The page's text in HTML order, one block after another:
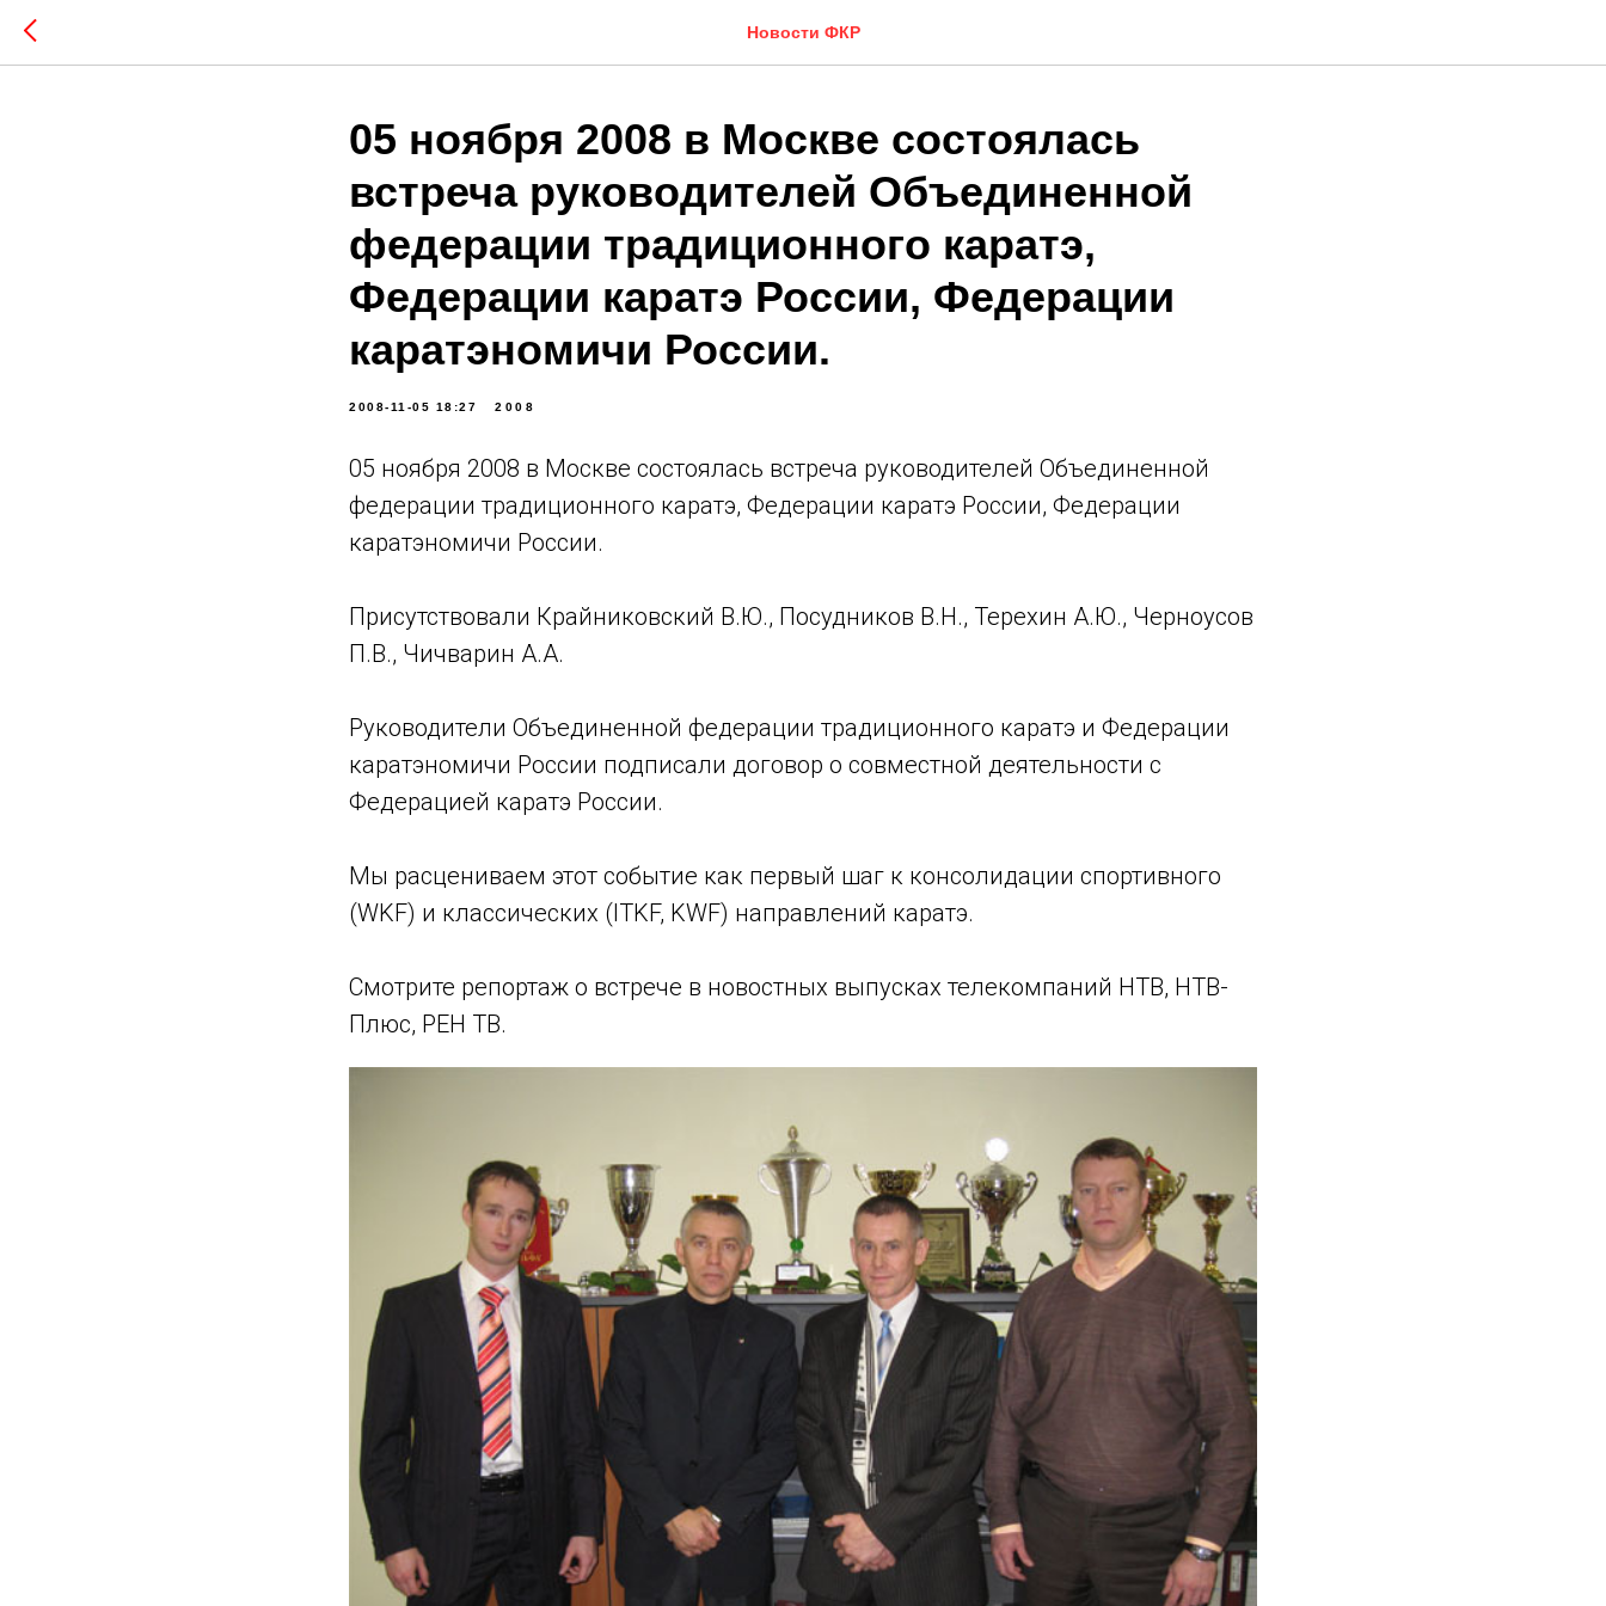
Новости ФКР
05 ноября 2008 в Москве состоялась
встреча руководителей Объединенной
федерации традиционного каратэ,
Федерации каратэ России, Федерации
каратэномичи России.
2008-11-05 18:27 2008
05 ноября 2008 в Москве состоялась встреча руководителей Объединенной
федерации традиционного каратэ, Федерации каратэ России, Федерации
каратэномичи России.
Присутствовали Крайниковский В.Ю., Посудников В.Н., Терехин А.Ю., Черноусов
П.В., Чичварин А.А.
Руководители Объединенной федерации традиционного каратэ и Федерации
каратэномичи России подписали договор о совместной деятельности с
Федерацией каратэ России.
Мы расцениваем этот событие как первый шаг к консолидации спортивного
(WKF) и классических (ITKF, KWF) направлений каратэ.
Смотрите репортаж о встрече в новостных выпусках телекомпаний НТВ, НТВ-
Плюс, РЕН ТВ.